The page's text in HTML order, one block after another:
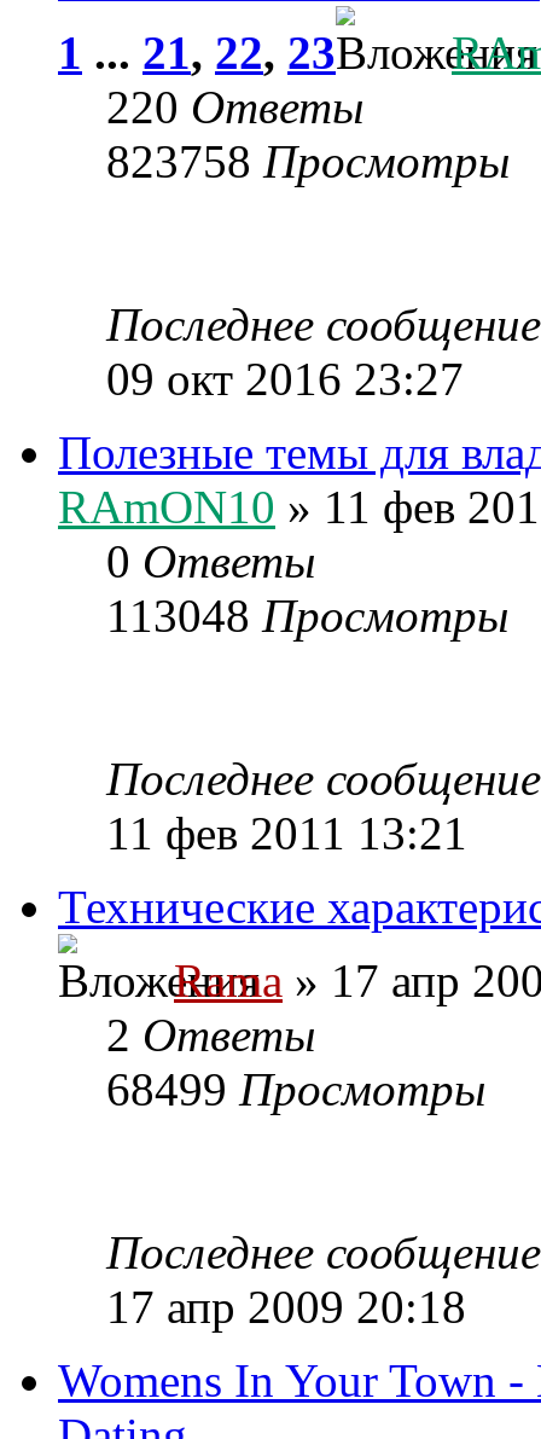
1 ... 21, 22, 23
220 Ответы
823758 Просмотры
Последнее
09 окт 2016 23:27
Полезные темы для
RAmON10 » 11 фев
0 Ответы
113048 Просмотры
Последнее
11 фев 2011 13:21
Технические
Rama » 17 апр
2 Ответы
68499 Просмотры
Последнее
17 апр 2009 20:18
Womens In Your Town